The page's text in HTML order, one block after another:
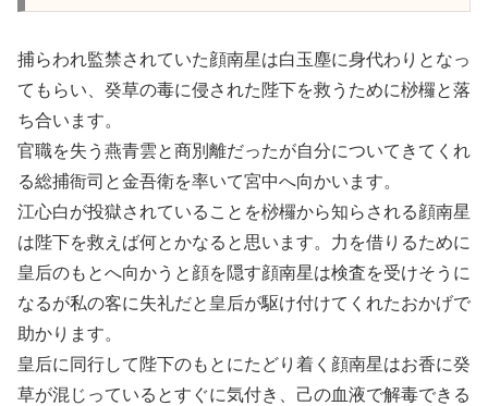
捕らわれ監禁されていた顔南星は白玉塵に身代わりとなっ
てもらい、癸草の毒に侵された陛下を救うために桫欏と落
ち合います。
官職を失う燕青雲と商別離だったが自分についてきてくれ
る総捕衙司と金吾衛を率いて宮中へ向かいます。
江心白が投獄されていることを桫欏から知らされる顔南星
は陛下を救えば何とかなると思います。力を借りるために
皇后のもとへ向かうと顔を隠す顔南星は検査を受けそうに
なるが私の客に失礼だと皇后が駆け付けてくれたおかげで
助かります。
皇后に同行して陛下のもとにたどり着く顔南星はお香に癸
草が混じっているとすぐに気付き、己の血液で解毒できる